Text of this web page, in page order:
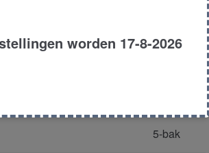
5-bak
worden 17-8-2026